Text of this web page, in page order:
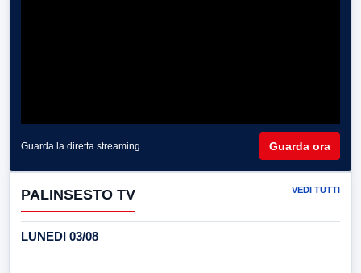
Guarda la diretta streaming Guarda ora
PALINSESTO TV VEDI TUTTI
LUNEDI 03/08